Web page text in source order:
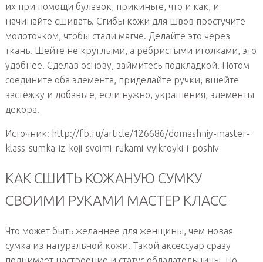
их при помощи булавок, прикиньте, что и как, и
начинайте сшивать. Сгибы кожи для швов простучите
молоточком, чтобы стали мягче. Делайте это через
ткань. Шейте не круглыми, а ребристыми иголками, это
удобнее. Сделав основу, займитесь подкладкой. Потом
соедините оба элемента, приделайте ручки, вшейте
застёжку и добавьте, если нужно, украшения, элементы
декора.
Источник: http://fb.ru/article/126686/domashniy-master-
klass-sumka-iz-koji-svoimi-rukami-vyikroyki-i-poshiv
КАК СШИТЬ КОЖАНУЮ СУМКУ
СВОИМИ РУКАМИ МАСТЕР КЛАСС
Что может быть желаннее для женщины, чем новая
сумка из натуральной кожи. Такой аксессуар сразу